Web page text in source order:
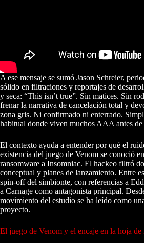
A ese mensaje se sumó Jason Schreier,
sólido en filtraciones y reportajes de
y seca: “This isn’t true”. Sin matices. Sin
frenar la narrativa de cancelación total y
zona gris. Ni confirmado ni enterrado.
habitual donde viven muchos AAA antes
El contexto ayuda a entender por qué el
existencia del juego de Venom se conoció
ransomware a Insomniac. El hackeo filtró
conceptual y planes de lanzamiento. Entre
spin-off del simbionte, con referencias a
a Carnage como antagonista principal.
movimiento del estudio se ha leído como
proyecto.
El juego de Venom y el encaje en la hoja